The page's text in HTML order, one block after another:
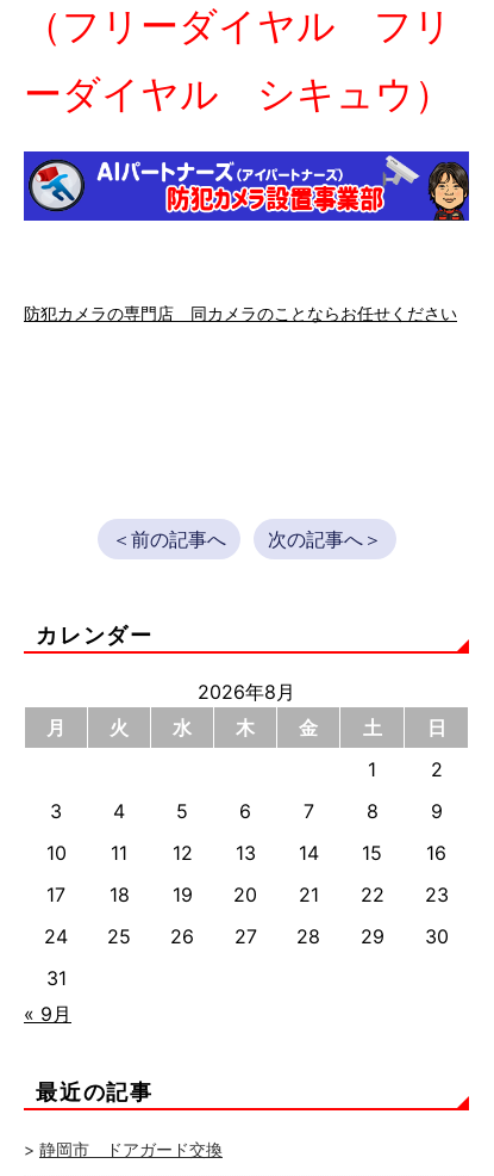
（フリーダイヤル フリ
ーダイヤル シキュウ）
防犯カメラの専門店 同カメラのことならお任せください
＜前の記事へ 次の記事へ＞
カレンダー
2026年8月
月
火 水 木 金 土
日
1
2
3
4 5 6 7 8
9
10
11 12 13 14 15
16
17
18 19 20 21 22
23
24
25 26 27 28 29
30
31
« 9月
最近の記事
静岡市 ドアガード交換